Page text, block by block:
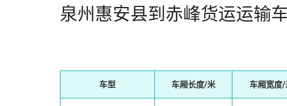
泉州惠安县到赤峰货运运输
车型 车厢长度/米 车厢宽度/